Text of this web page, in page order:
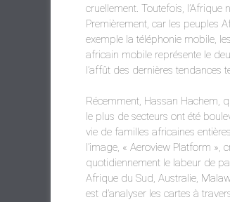
cruellement. Toutefois,
Premièrement, car les peuples
exemple la téléphonie mobile,
africain mobile représente le
l’affût des dernières tendances
Récemment, Hassan Hachem,
le plus de secteurs ont été
vie de familles africaines
l’image, « Aeroview Platform
quotidiennement le labeur de
Afrique du Sud, Australie,
est d’analyser les cartes à